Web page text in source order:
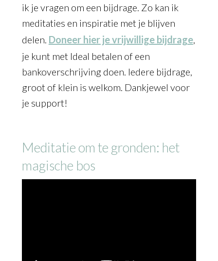
ik je vragen om een bijdrage. Zo kan ik
meditaties en inspiratie met je blijven
delen. Doneer hier je vrijwillige bijdrage,
je kunt met Ideal betalen of een
bankoverschrijving doen. Iedere bijdrage,
groot of klein is welkom. Dankjewel voor
je support!
Meditatie om te gronden: het
magische bos